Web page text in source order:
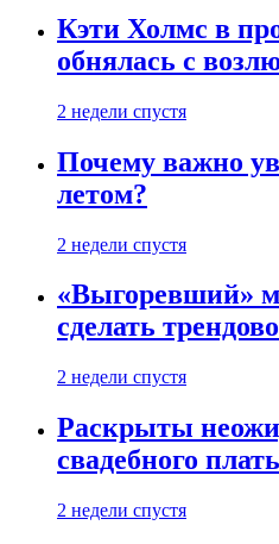
Кэти Холмс в
обнялась с
2 недели спустя
Почему важно
летом?
2 недели спустя
«Выгоревший»
сделать
2 недели спустя
Раскрыты
свадебного
2 недели спустя